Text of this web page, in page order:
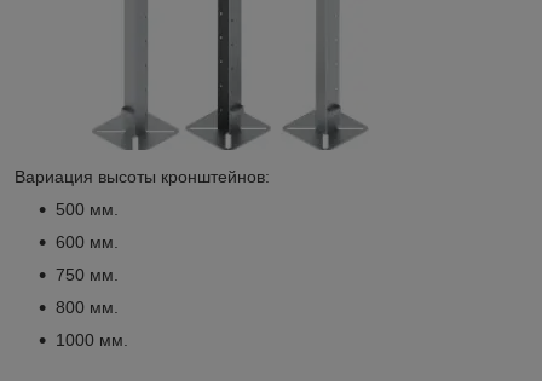
Вариация высоты кронштейнов:
500 мм.
600 мм.
750 мм.
800 мм.
1000 мм.